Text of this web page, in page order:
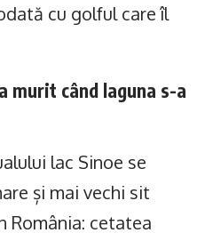
cu golful care îl
murit când laguna s-a
lac Sinoe se
și mai vechi sit
România: cetatea